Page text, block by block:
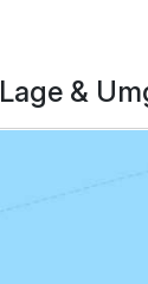
Lage &